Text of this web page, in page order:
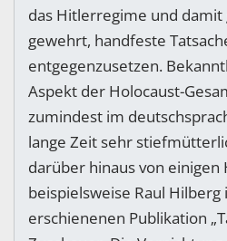
das Hitlerregime und
gewehrt, handfeste
entgegenzusetzen.
Aspekt der Holocaust-
zumindest im
lange Zeit sehr
darüber hinaus von
beispielsweise Raul Hilberg
erschienenen Publikation